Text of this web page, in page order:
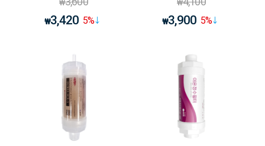
₩
₩3,420 5%
₩
₩3,900 5%